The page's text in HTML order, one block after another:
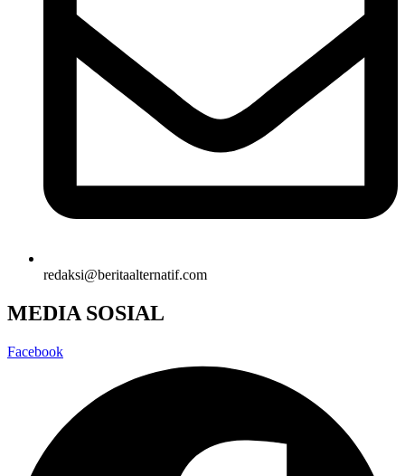
redaksi@beritaalternatif.com
MEDIA SOSIAL
Facebook